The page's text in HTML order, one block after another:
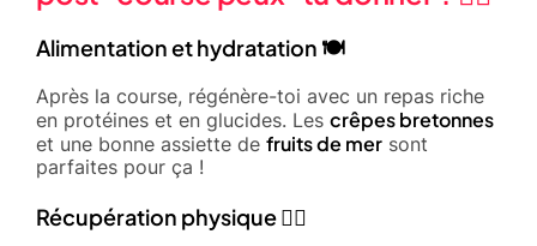
Alimentation et hydratation 🍽️
Après la course, régénère-toi avec un repas riche
en protéines et en glucides. Les crêpes bretonnes
et une bonne assiette de fruits de mer sont
parfaites pour ça !
Récupération physique 🏊‍♂️